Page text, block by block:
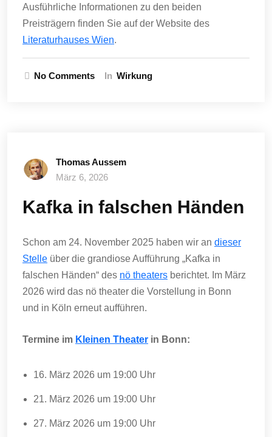
Ausführliche Informationen zu den beiden
Preisträgern finden Sie auf der Website des
Literaturhauses Wien.
No Comments In Wirkung
Thomas Aussem
März 6, 2026
Kafka in falschen Händen
Schon am 24. November 2025 haben wir an dieser
Stelle über die grandiose Aufführung „Kafka in
falschen Händen“ des nö theaters berichtet. Im März
2026 wird das nö theater die Vorstellung in Bonn
und in Köln erneut aufführen.
Termine im Kleinen Theater in Bonn:
16. März 2026 um 19:00 Uhr
21. März 2026 um 19:00 Uhr
27. März 2026 um 19:00 Uhr